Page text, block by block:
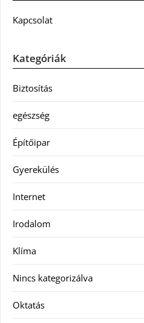
Kapcsolat
Kategóriák
Biztosítás
egészség
Építőipar
Gyerekülés
Internet
Irodalom
Klíma
Nincs kategorizálva
Oktatás